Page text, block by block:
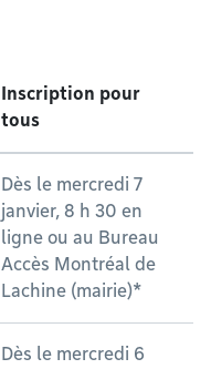
Inscription pour
tous
Dès le mercredi 7
janvier, 8 h 30 en
ligne ou au Bureau
Accès Montréal de
Lachine (mairie)*
Dès le mercredi 6